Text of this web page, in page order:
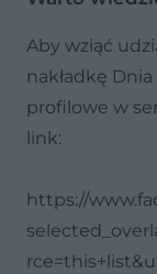
Aby wziąć
nakładkę
profilowe w
link:
https://